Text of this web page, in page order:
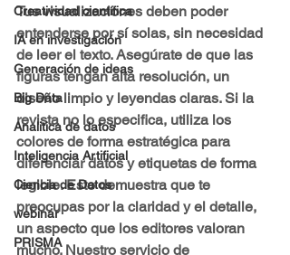
Creatividad científica
IA en investigación
Generación de ideas
Big Data
Analitica de datos
Inteligencia Artificial
Ciencia de Datos
webinar
PRISMA
Tus visualizaciones deben poder
entenderse por sí solas, sin necesidad
de leer el texto. Asegúrate de que las
figuras tengan alta resolución, un
diseño limpio y leyendas claras. Si la
revista no lo especifica, utiliza los
colores de forma estratégica para
diferenciar datos y etiquetas de forma
legible. Esto demuestra que te
preocupas por la claridad y el detalle,
un aspecto que los editores valoran
mucho. Nuestro servicio de